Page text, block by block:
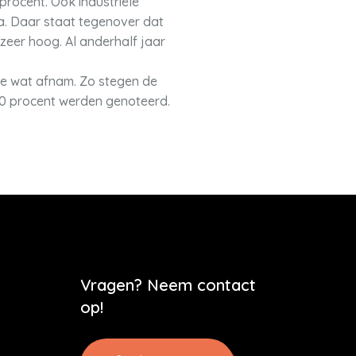
Daar staat tegenover dat
hoog. Al anderhalf jaar
wat afnam. Zo stegen de
procent werden genoteerd.
Vragen? Neem contact
op!